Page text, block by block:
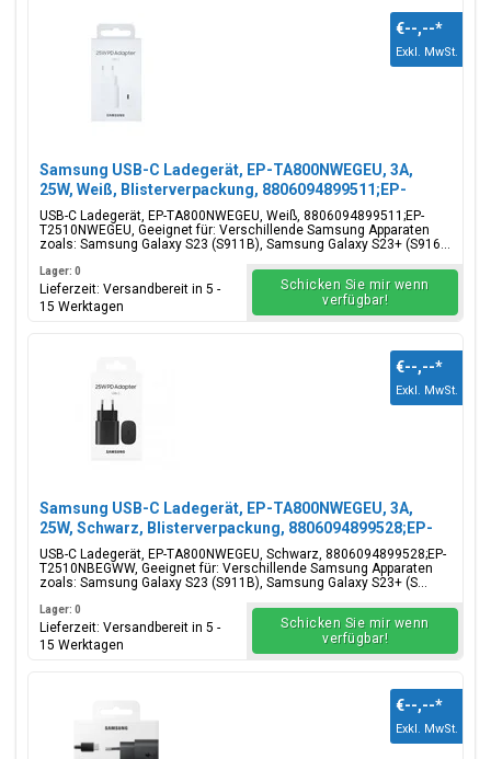
Samsung USB-C Ladegerät, EP-TA800NWEGEU, 3A,
25W, Weiß, Blisterverpackung, 8806094899511;EP-
T2510NWEGEU
USB-C Ladegerät, EP-TA800NWEGEU, Weiß, 8806094899511;EP-
T2510NWEGEU, Geeignet für: Verschillende Samsung Apparaten
zoals: Samsung Galaxy S23 (S911B), Samsung Galaxy S23+ (S916...
€--,--*
Exkl. MwSt.
Lager: 0
Lieferzeit: Versandbereit in 5 -
15 Werktagen
Schicken Sie mir wenn
verfügbar!
Samsung USB-C Ladegerät, EP-TA800NWEGEU, 3A,
25W, Schwarz, Blisterverpackung, 8806094899528;EP-
T2510NBEGWW
USB-C Ladegerät, EP-TA800NWEGEU, Schwarz, 8806094899528;EP-
T2510NBEGWW, Geeignet für: Verschillende Samsung Apparaten
zoals: Samsung Galaxy S23 (S911B), Samsung Galaxy S23+ (S...
€--,--*
Exkl. MwSt.
Lager: 0
Lieferzeit: Versandbereit in 5 -
15 Werktagen
Schicken Sie mir wenn
verfügbar!
€--,--*
Exkl. MwSt.